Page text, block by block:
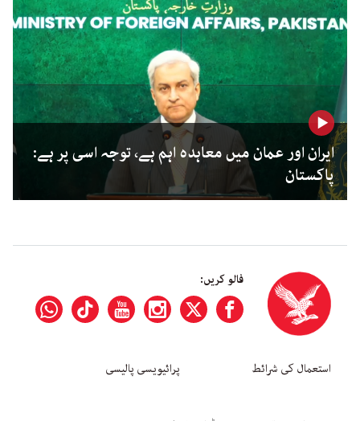
ایران اور عمان میں معاہدہ اہم ہے، توجہ اسی پر ہے:
پاکستان
فالو کریں:
استعمال کی شرائط پرائیویسی پالیسی